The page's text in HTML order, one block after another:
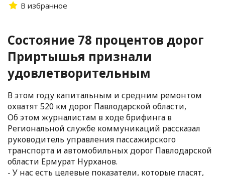
В избранное
Состояние 78 процентов дорог
Приртышья признали
удовлетворительным
В этом году капитальным и средним ремонтом
охватят 520 км дорог Павлодарской области,
Об этом журналистам в ходе брифинга в
Региональной службе коммуникаций рассказал
руководитель управления пассажирского
транспорта и автомобильных дорог Павлодарской
области Ермурат Нурханов.
- У нас есть целевые показатели, которые гласят,